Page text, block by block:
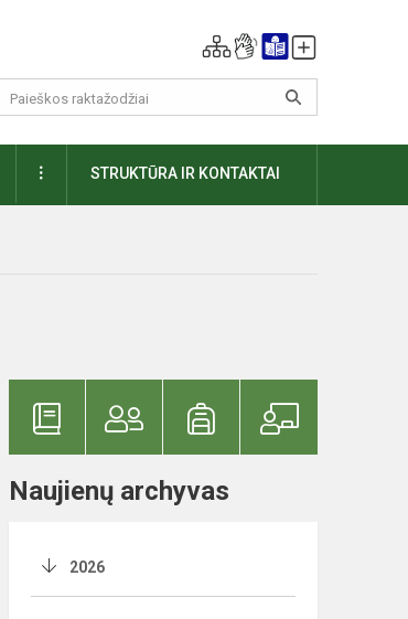
DAUGIAUSTRUKTŪRA IR KONTAKTAI
Naujienų archyvas
2026